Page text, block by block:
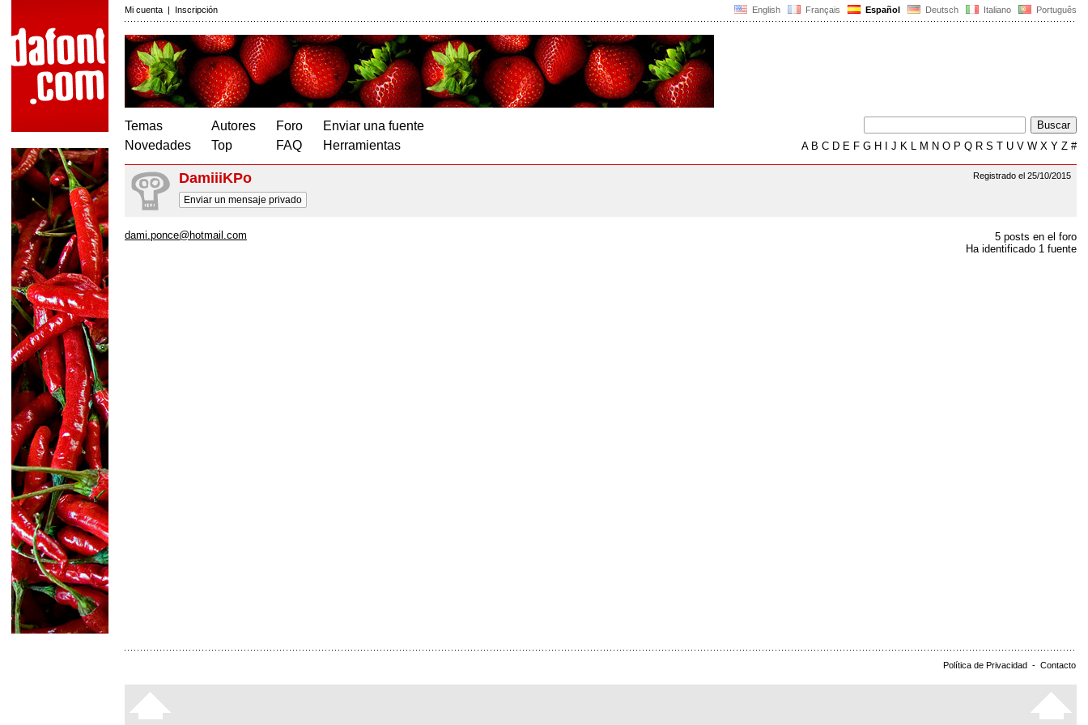
English Français Español Deutsch Italiano Português
Mi cuenta | Inscripción
Temas
Novedades
Autores
Top
Foro
FAQ
Enviar una fuente
Herramientas
AB C D E F G H J K L M N O P Q R S T U V W X Y Z #
Registrado el 25/10/2015
DamiiiKPo
Enviar un mensaje privado
5 posts en el foro
Ha identificado 1 fuente
dami.ponce@hotmail.com
Política de Privacidad - Contacto